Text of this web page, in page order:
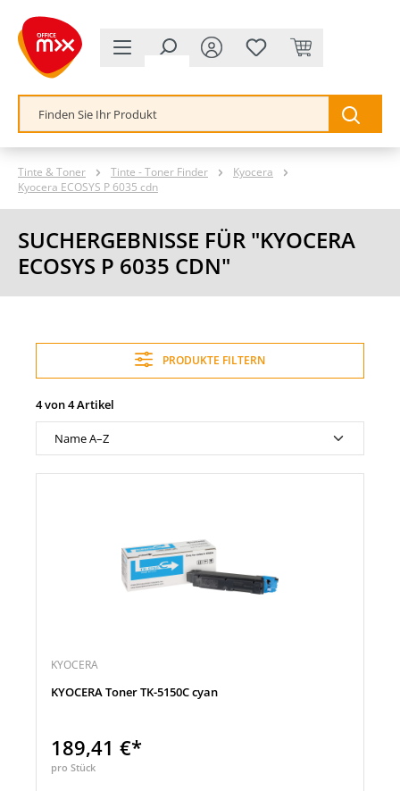
springen
Tinte & Toner Tinte - Toner Finder
Kyocera
Kyocera ECOSYS P 6035 cdn
SUCHERGEBNISSE FÜR "KYOCERA
ECOSYS P 6035 CDN"
PRODUKTE FILTERN
4 von 4 Artikel
KYOCERA
KYOCERA Toner TK-5150C cyan
189,41 €*
pro Stück